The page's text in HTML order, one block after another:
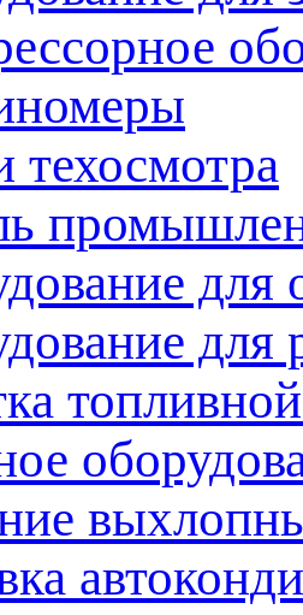
техосмотра
для
для